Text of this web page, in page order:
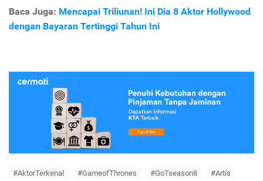
Baca Juga: Mencapai Triliunan! Ini Dia 8 Aktor Hollywood
dengan Bayaran Tertinggi Tahun Ini
#AktorTerkenal #GameofThrones #GoTseason8 #Artis